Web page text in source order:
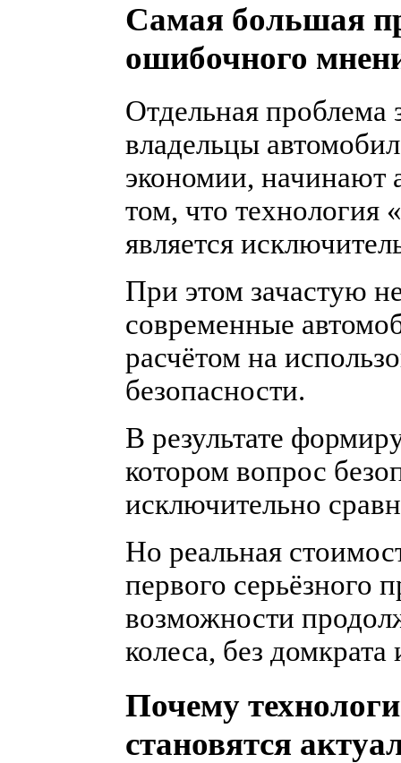
Самая большая
ошибочного
Отдельная проблема
владельцы
экономии, начинают
том, что технология
является
При этом зачастую
современные
расчётом на
безопасности.
В результате
котором вопрос
исключительно
Но реальная
первого серьёзного
возможности
колеса, без
Почему
становятся